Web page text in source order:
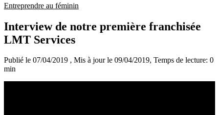
Entreprendre au féminin
Interview de notre première franchisée
LMT Services
Publié le 07/04/2019 , Mis à jour le 09/04/2019, Temps de lecture: 0
min